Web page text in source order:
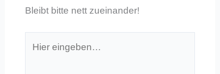
Bleibt bitte nett zueinander!
eingeben…